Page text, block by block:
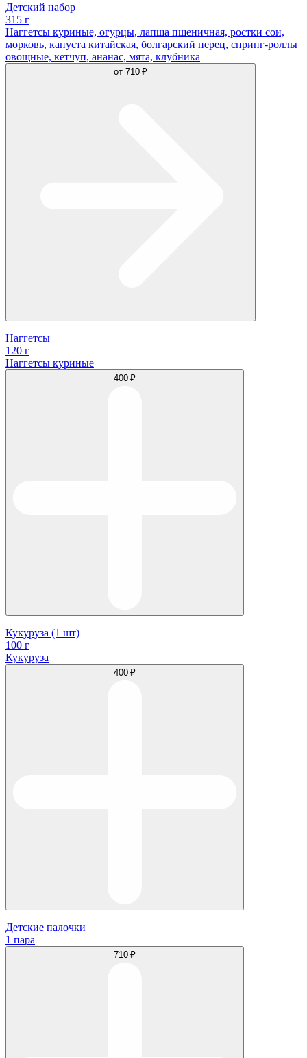
Детский набор
315 г
Наггетсы куриные, огурцы, лапша пшеничная, ростки сои,
морковь, капуста китайская, болгарский перец, спринг-роллы
овощные, кетчуп, ананас, мята, клубника
от 710 ₽
Наггетсы
120 г
Наггетсы куриные
400 ₽
Кукуруза (1 шт)
100 г
Кукуруза
400 ₽
Детские палочки
1 пара
710 ₽